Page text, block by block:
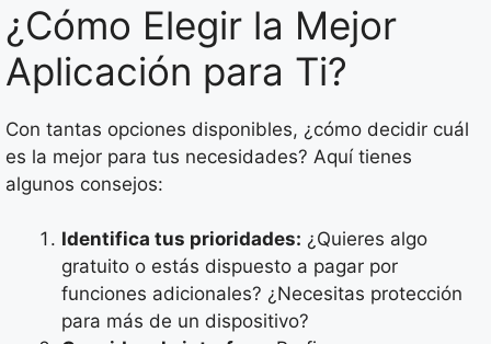
¿Cómo Elegir la Mejor
Aplicación para Ti?
Con tantas opciones disponibles, ¿cómo decidir cuál
es la mejor para tus necesidades? Aquí tienes
algunos consejos:
Identifica tus prioridades: ¿Quieres algo
gratuito o estás dispuesto a pagar por
funciones adicionales? ¿Necesitas protección
para más de un dispositivo?